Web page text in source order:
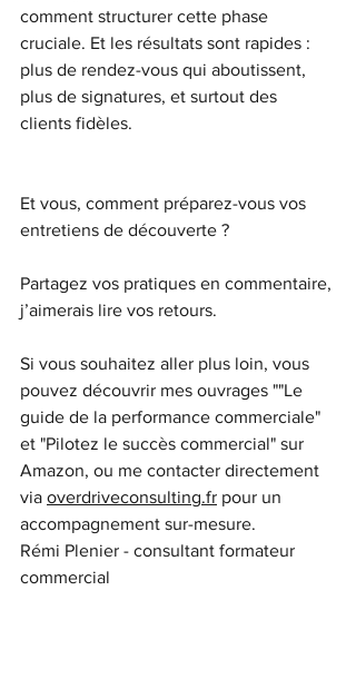
comment structurer cette phase
cruciale. Et les résultats sont rapides :
plus de rendez-vous qui aboutissent,
plus de signatures, et surtout des
clients fidèles.
Et vous, comment préparez-vous vos
entretiens de découverte ?
Partagez vos pratiques en commentaire,
j’aimerais lire vos retours.
Si vous souhaitez aller plus loin, vous
pouvez découvrir mes ouvrages ""Le
guide de la performance commerciale"
et "Pilotez le succès commercial" sur
Amazon, ou me contacter directement
via overdriveconsulting.fr pour un
accompagnement sur-mesure.
Rémi Plenier - consultant formateur
commercial